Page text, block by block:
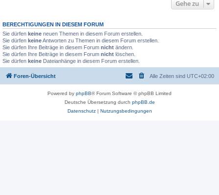
Gehe zu
BERECHTIGUNGEN IN DIESEM FORUM
Sie dürfen keine neuen Themen in diesem Forum erstellen.
Sie dürfen keineAntworten zu Themen in diesem Forum erstellen.
Sie dürfen Ihre Beiträge in diesem Forum nicht ändern.
Sie dürfen Ihre Beiträge in diesem Forum nicht löschen.
Sie dürfen keine Dateianhänge in diesem Forum erstellen.
Foren-Übersicht Alle Zeiten sind UTC+02:00
Powered by phpBB® Forum Software © phpBB Limited
Deutsche Übersetzung durch phpBB.de
Datenschutz| Nutzungsbedingungen